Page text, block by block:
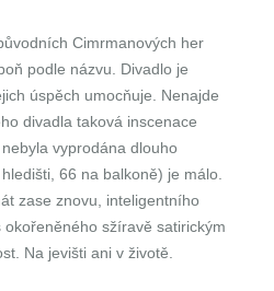
Cimrmanových her
podle názvu. Divadlo je
úspěch umocňuje. Nenajde
divadla taková inscenace
vyprodána dlouho
66 na balkoně) je málo.
zase znovu, inteligentního
sžíravě satirickým
Na jevišti ani v životě.